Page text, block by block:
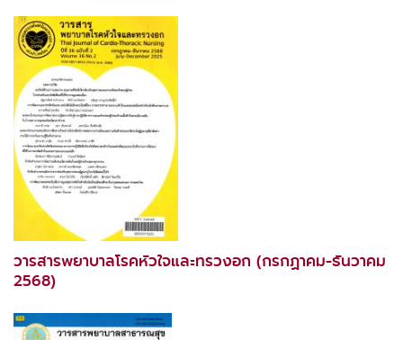
วารสารพยาบาลโรคหัวใจและทรวงอก (กรกฏาคม-ธันวาคม
2568)